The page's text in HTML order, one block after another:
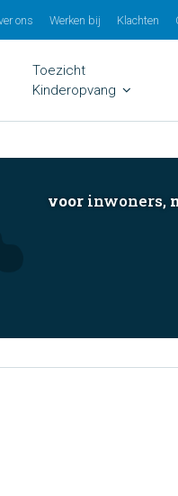
ons Werken bij Klachten
Toezicht
Kinderopvang
voor inwoners,